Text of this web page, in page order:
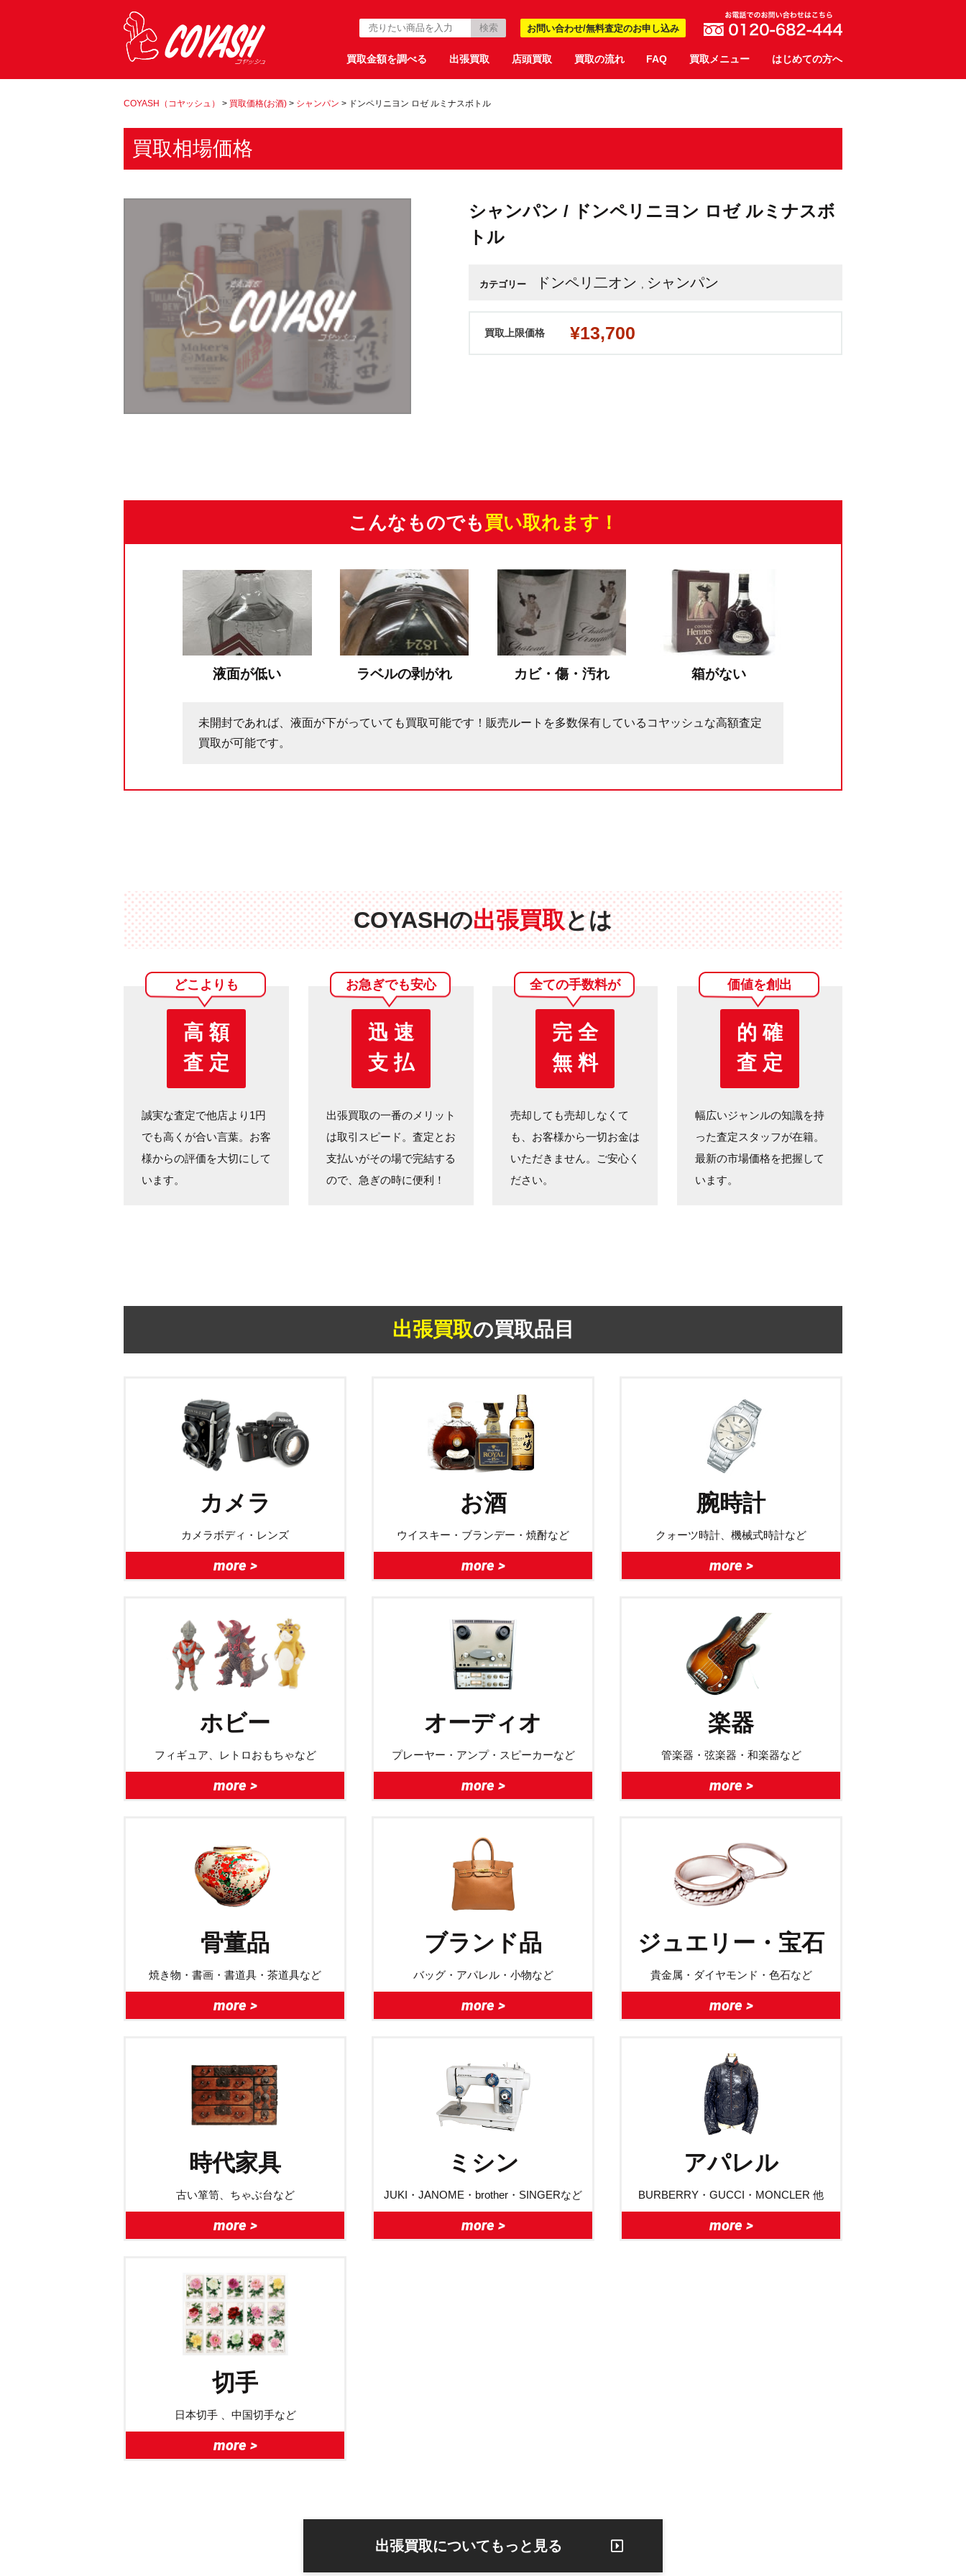
お問い合わせ/無料査定のお申し込み
買取金額を調べる 出張買取 店頭買取 買取の流れ FAQ 買取メニュー はじめての方へ
COYASH（コヤッシュ） > 買取価格(お酒) > シャンパン > ドンペリニヨン ロゼ ルミナスボトル
買取相場価格
シャンパン / ドンペリニヨン ロゼ ルミナスボ
トル
カテゴリー ドンペリ二オン , シャンパン
買取上限価格 ¥13,700
こんなものでも 買い取れます！
液面が低い ラベルの剥がれ カビ・傷・汚れ 箱がない
未開封であれば、液面が下がっていても買取可能です！販売ルートを多数保有しているコヤッシュな高額査定
買取が可能です。
COYASHの出張買取とは
どこよりも
高 額
査 定
誠実な査定で他店より1円
でも高くが合い言葉。お客
様からの評価を大切にして
います。
お急ぎでも安心
迅 速
支 払
出張買取の一番のメリット
は取引スピード。査定とお
支払いがその場で完結する
ので、急ぎの時に便利！
全ての手数料が
完 全
無 料
売却しても売却しなくて
も、お客様から一切お金は
いただきません。ご安心く
ださい。
価値を創出
的 確
査 定
幅広いジャンルの知識を持
った査定スタッフが在籍。
最新の市場価格を把握して
います。
出張買取の買取品目
カメラ
カメラボディ・レンズ
more >
お酒
ウイスキー・ブランデー・焼酎など
more >
腕時計
クォーツ時計、機械式時計など
more >
ホビー
フィギュア、レトロおもちゃなど
more >
オーディオ
プレーヤー・アンプ・スピーカーなど
more >
楽器
管楽器・弦楽器・和楽器など
more >
骨董品
焼き物・書画・書道具・茶道具など
more >
ブランド品
バッグ・アパレル・小物など
more >
ジュエリー・宝石
貴金属・ダイヤモンド・色石など
more >
時代家具
古い箪笥、ちゃぶ台など
more >
ミシン
JUKI・JANOME・brother・SINGERなど
more >
アパレル
BURBERRY・GUCCI・MONCLER 他
more >
切手
日本切手 、中国切手など
more >
出張買取についてもっと見る